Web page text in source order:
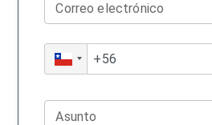
Correo electrónico
Asunto